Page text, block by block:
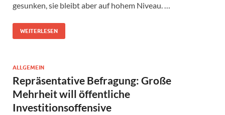
gesunken, sie bleibt aber auf hohem Niveau. …
WEITERLESEN
ALLGEMEIN
Repräsentative Befragung: Große
Mehrheit will öffentliche
Investitionsoffensive